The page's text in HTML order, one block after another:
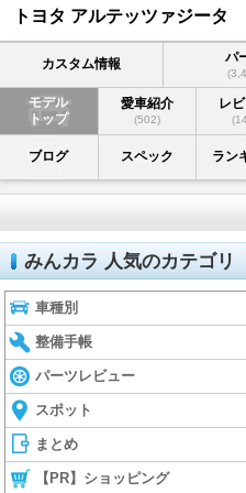
トヨタ アルテッツァジータ
カスタム情報 パ
モデル
トップ
愛車紹介
(502)
レ
ブログ スペック ラン
みんカラ 人気のカテゴリ
車種別
整備手帳
パーツレビュー
スポット
まとめ
【PR】ショッピング